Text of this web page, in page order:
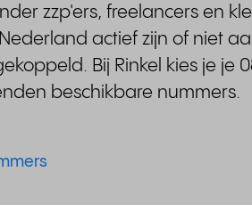
zzp'ers, freelancers en
actief zijn of niet
Bij Rinkel kies je je
beschikbare nummers.